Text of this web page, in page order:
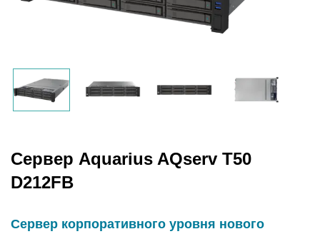
Сервер Aquarius AQserv T50
D212FB
Сервер корпоративного уровня нового